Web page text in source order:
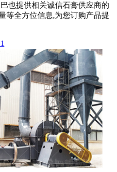
也提供相关诚信石膏供应商的
等全方位信息,为您订购产品提